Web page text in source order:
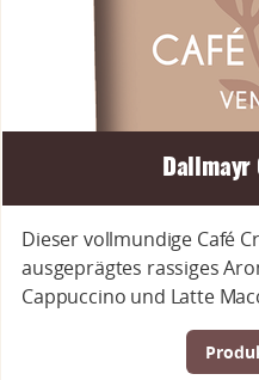
Dallmayr
Dieser vollmundige Café
ausgeprägtes rassiges
Cappuccino und Latte